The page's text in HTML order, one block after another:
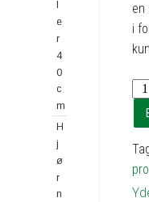
en
i
Reol
4
-
e
r
4
0
c
m
H
j
ø
r
n